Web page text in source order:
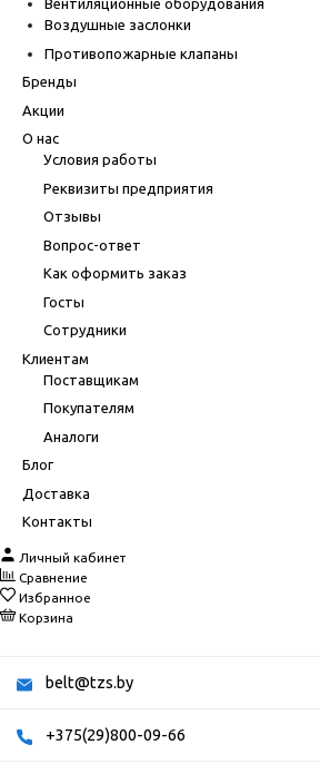
Вентиляционные оборудования
Воздушные заслонки
Противопожарные клапаны
Бренды
Акции
О нас
Условия работы
Реквизиты предприятия
Отзывы
Вопрос-ответ
Как оформить заказ
Госты
Сотрудники
Клиентам
Поставщикам
Покупателям
Аналоги
Блог
Доставка
Контакты
Личный кабинет
Сравнение
Избранное
Корзина
belt@tzs.by
+375(29)800-09-66